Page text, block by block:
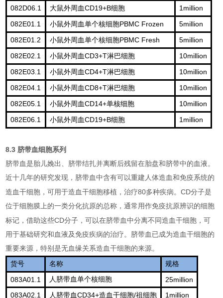
082D06.1
大鼠外周血CD19+B细胞
1million
082E01.1
小鼠外周血单个核细胞PBMC Frozen
5million
082E01.2
小鼠外周血单个核细胞PBMC Fresh
5million
082E02.1
小鼠外周血CD3+T淋巴细胞
10million
082E03.1
小鼠外周血CD4+T淋巴细胞
10million
082E04.1
小鼠外周血CD8+T淋巴细胞
10million
082E05.1
小鼠外周血CD14+单核细胞
10million
082E06.1
小鼠外周血CD19+B细胞 1million
8.3 脐带血细胞系列
脐带血是胎儿娩出、脐带结扎并离断后残留在胎盘和脐带中的血液。
近十几年的研究发现，脐带血中含有可以重建人体造血和免疫系统的
造血干细胞，可用于造血干细胞移植，治疗80多种疾病。CD分子是
位于细胞膜上的一类分化抗原的总称，通常用作免疫抗原辨识的细胞
标记，借助这些CD分子，可以在脐带血中分离不同造血干细胞，可
用于基础研究和血液及免疫疾病的治疗。脐带血已成为造血干细胞的
重要来源，特别是无血缘关系造血干细胞的来源。
货号 名称 规格
083A01.1 人脐带血单个核细胞
25million
083A02.1
人脐带血CD34+造血干细胞/祖细胞 1million